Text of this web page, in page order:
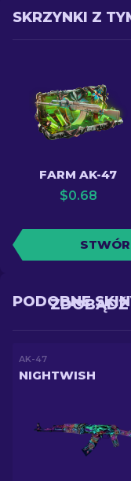
SKRZYNKI Z
FARM AK-47
$0.68
ZDOBĄDŹ
PODOBNE
AK-47
NIGHTWISH